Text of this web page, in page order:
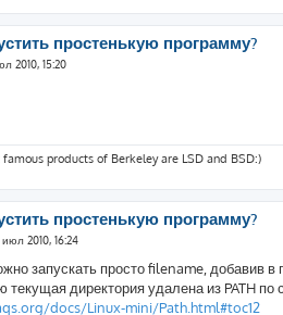
простенькую программу?
2010, 15:20
products of Berkeley are LSD and BSD:)
простенькую программу?
2010, 16:24
запускать просто filename, добавив
текущая директория удалена из PATH
docs/Linux-mini/Path.html#toc12